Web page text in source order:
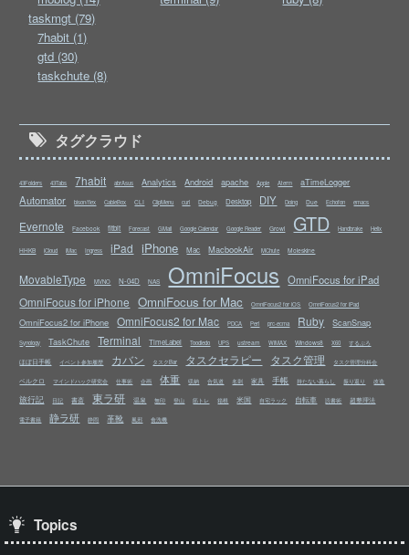
taskmgt (79)
7habit (1)
gtd (30)
taskchute (8)
タグクラウド
43Folders 43Tabs 7habit abrAsus Analytics Android apache Apple Aterm aTimeLogger
Automator bison/flex CableBox CLI ClipMenu curl Debug Desktop DIY Doing Due Echofon emacs
Evernote Facebook fitbit Forecast GMail Google Calendar Google Reader Growl GTD Handbrake Helix
HHKB iCloud iMac Ingress iPad iPhone Mac MacbookAir MChute Moleskine
MovableType MVNO N-04D NAS OmniFocus OmniFocus for iPad
OmniFocus for iPhone OmniFocus for Mac OmniFocus2 for iOS OmniFocus2 for iPad
OmniFocus2 for iPhone OmniFocus2 for Mac PDCA Perl prc-ecma Ruby ScanSnap
Synology TaskChute Terminal TimeLabel Toodledo UPS ustream WiMAX Windows8 X60 するぷろ
ほぼ日手帳 イベント参加履歴 カバン タスクBar タスクセラピー タスク管理 タスク管理分科会
ベルクロ マインドハック研究会 仕事術 企画 体重 収納 合気道 名刺 家具 手帳 持たない暮らし 振り返り 改造
旅行記 日記 書斎 東ラ研 温泉 無印 登山 筋トレ 箱根 米国 自宅ラック 自転車 読書術 超整理法
電子書籍 静ラ研 静岡 革靴 風邪 食洗機
Topics